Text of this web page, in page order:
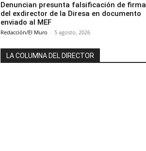
Denuncian presunta falsificación de firma
del exdirector de la Diresa en documento
enviado al MEF
Redacción/El Muro - 5 agosto, 2026
LA COLUMNA DEL DIRECTOR